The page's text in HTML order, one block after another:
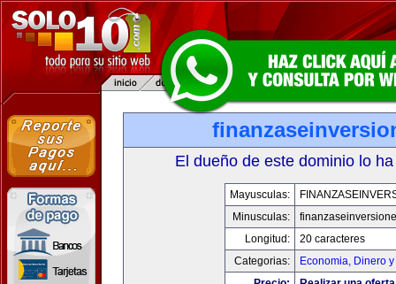
El dueño de este dominio lo
Mayusculas:
Minusculas:
Longitud:
20 caracteres
Categorias:
Economia, Dinero